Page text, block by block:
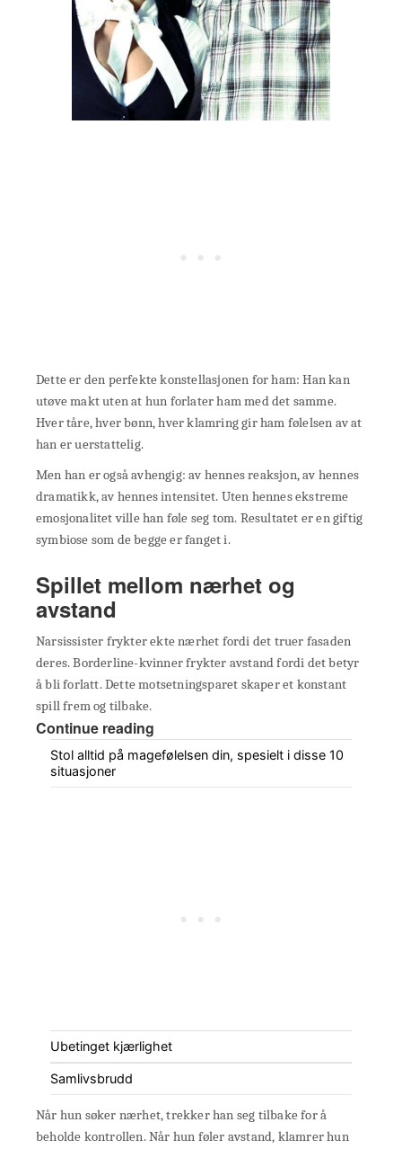
Dette er den perfekte konstellasjonen for ham: Han kan
utøve makt uten at hun forlater ham med det samme.
Hver tåre, hver bønn, hver klamring gir ham følelsen av at
han er uerstattelig.
Men han er også avhengig: av hennes reaksjon, av hennes
dramatikk, av hennes intensitet. Uten hennes ekstreme
emosjonalitet ville han føle seg tom. Resultatet er en giftig
symbiose som de begge er fanget i.
Spillet mellom nærhet og
avstand
Narsissister frykter ekte nærhet fordi det truer fasaden
deres. Borderline-kvinner frykter avstand fordi det betyr
å bli forlatt. Dette motsetningsparet skaper et konstant
spill frem og tilbake.
Continue reading
Stol alltid på magefølelsen din, spesielt i disse 10
situasjoner
Ubetinget kjærlighet
Samlivsbrudd
Når hun søker nærhet, trekker han seg tilbake for å
beholde kontrollen. Når hun føler avstand, klamrer hun